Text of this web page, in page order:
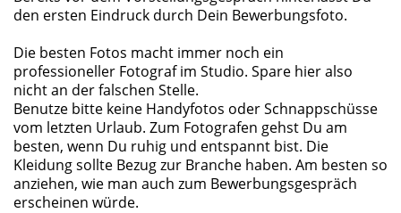
den ersten Eindruck durch Dein Bewerbungsfoto.
Die besten Fotos macht immer noch ein
professioneller Fotograf im Studio. Spare hier also
nicht an der falschen Stelle.
Benutze bitte keine Handyfotos oder Schnappschüsse
vom letzten Urlaub. Zum Fotografen gehst Du am
besten, wenn Du ruhig und entspannt bist. Die
Kleidung sollte Bezug zur Branche haben. Am besten so
anziehen, wie man auch zum Bewerbungsgespräch
erscheinen würde.